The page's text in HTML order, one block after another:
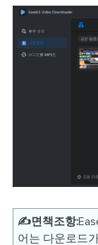
✍️면책조항:
어는 다운로드